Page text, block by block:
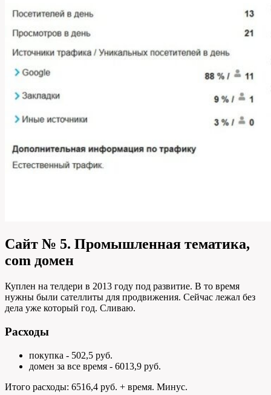
Сайт № 5. Промышленная тематика,
com домен
Куплен на телдери в 2013 году под развитие. В то время
нужны были сателлиты для продвижения. Сейчас лежал без
дела уже который год. Сливаю.
Расходы
покупка - 502,5 руб.
домен за все время - 6013,9 руб.
Итого расходы: 6516,4 руб. + время. Минус.